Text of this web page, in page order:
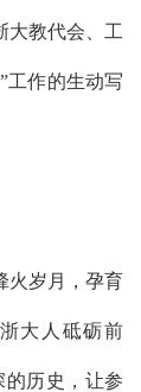
大教代会、工
工作的生动写
火岁月，孕育
大人砥砺前
的历史，让参